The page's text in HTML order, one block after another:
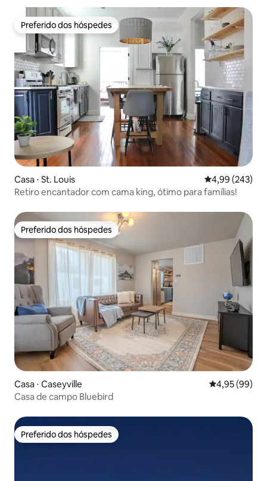
Preferido dos hóspedes
Preferido dos hóspedes
Casa ⋅ St. Louis 4,99 de uma
4,99 (243)
Retiro encantador com cama king, ótimo para famílias!
Preferido dos hóspedes
Preferido dos hóspedes
Casa ⋅ Caseyville 4,95 de uma
4,95 (99)
Casa de campo Bluebird
Preferido dos hóspedes
Preferido dos hóspedes